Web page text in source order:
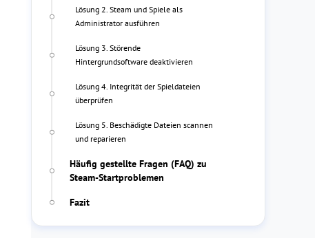
Lösung 2. Steam und Spiele als
Administrator ausführen
Lösung 3. Störende
Hintergrundsoftware deaktivieren
Lösung 4. Integrität der Spieldateien
überprüfen
Lösung 5. Beschädigte Dateien scannen
und reparieren
Häufig gestellte Fragen (FAQ) zu
Steam-Startproblemen
Fazit